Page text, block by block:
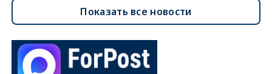
Показать все новости